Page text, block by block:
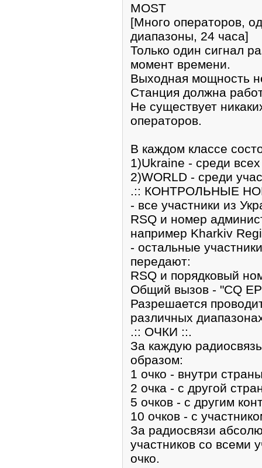
MOST
[Много операторов,
диапазоны, 24 часа]
Только один сигнал
момент времени.
Выходная мощность
Станция должна
Не существует
операторов.
В каждом классе
1)Ukraine - среди
2)WORLD - среди
.:: КОНТРОЛЬНЫЕ
- все участники из
RSQ и номер
например Kharkiv
- остальные
передают:
RSQ и порядковый
Общий вызов - "CQ
Разрешается
различных
.:: ОЧКИ ::.
За каждую
образом:
1 очко - внутри
2 очка - с другой
5 очков - с другим
10 очков - с
За радиосвязи
участников со всеми
очко.